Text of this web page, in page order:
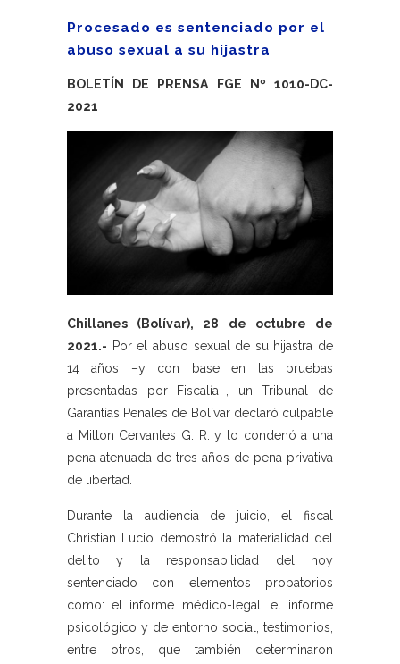
Procesado es sentenciado por el
abuso sexual a su hijastra
BOLETÍN DE PRENSA FGE Nº 1010-DC-
2021
Chillanes (Bolívar), 28 de octubre de
2021.- Por el abuso sexual de su hijastra de
14 años –y con base en las pruebas
presentadas por Fiscalía–, un Tribunal de
Garantías Penales de Bolívar declaró culpable
a Milton Cervantes G. R. y lo condenó a una
pena atenuada de tres años de pena privativa
de libertad.
Durante la audiencia de juicio, el fiscal
Christian Lucio demostró la materialidad del
delito y la responsabilidad del hoy
sentenciado con elementos probatorios
como: el informe médico-legal, el informe
psicológico y de entorno social, testimonios,
entre otros, que también determinaron